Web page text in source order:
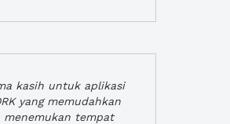
kasih untuk aplikasi
yang memudahkan
menemukan tempat